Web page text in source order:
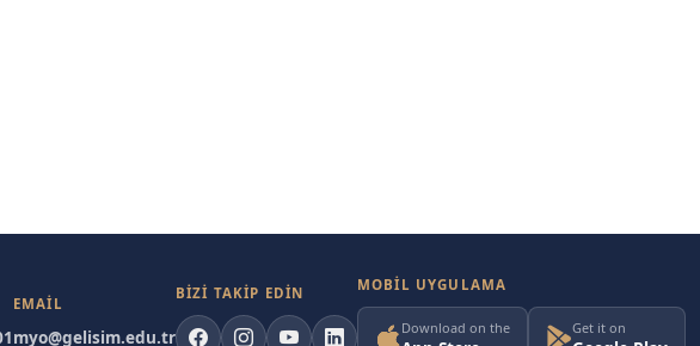
EMAIL
myo@gelisim.edu.tr
BİZİ TAKİP EDİN MOBIL UYGULAMA
Download on the Get it on